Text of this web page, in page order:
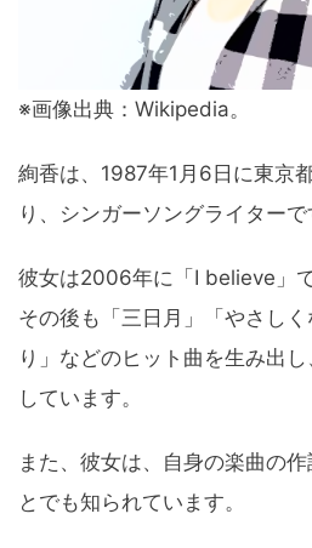
※画像出典：Wikipedia。
絢香は、1987年1月6日に東京
り、シンガーソングライターで
彼女は2006年に「I believe」
その後も「三日月」「やさし
り」などのヒット曲を生み出
しています。
また、彼女は、自身の楽曲の
とでも知られています。